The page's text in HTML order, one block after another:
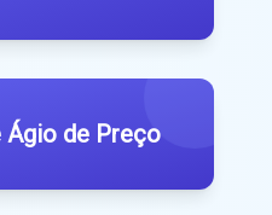
Ágio de Preço